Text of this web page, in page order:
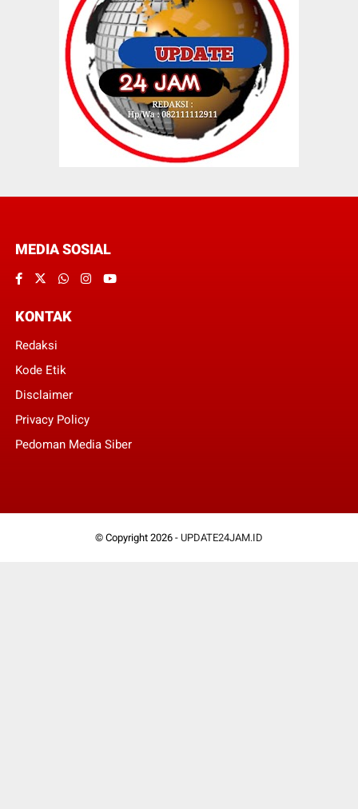
MEDIA SOSIAL
KONTAK
Redaksi
Kode Etik
Disclaimer
Privacy Policy
Pedoman Media Siber
© Copyright 2026 - UPDATE24JAM.ID